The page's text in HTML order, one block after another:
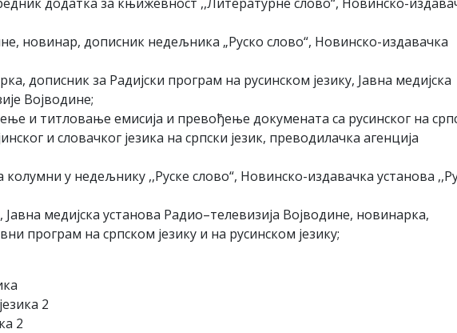
новинар, дописник недељника „Руско слово“, Новинско-издавачка
дописник за Радијски програм на русинском језику, Јавна медијска
Војводине;
и титловање емисија и превођење докумената са русинског на
и словачког језика на српски језик, преводилачка агенција
колумни у недељнику ,,Руске слово“, Новинско-издавачка установа
медијска установа Радио–телевизија Војводине, новинарка,
програм на српском језику и на русинском језику;
2
2